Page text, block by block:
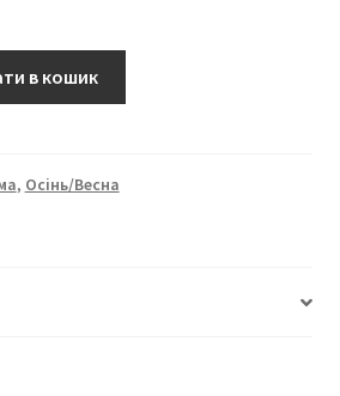
в кошик
, Осінь/Весна